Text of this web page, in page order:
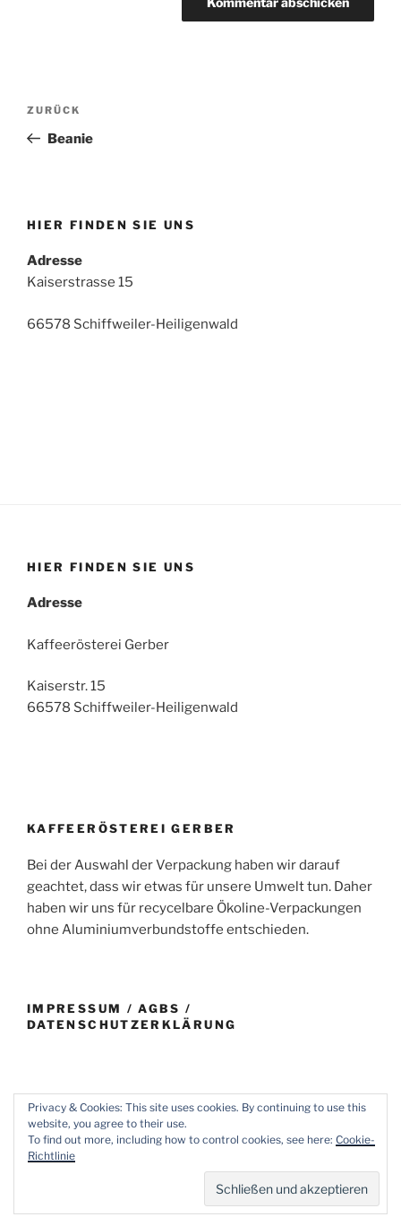
Beitrags-
Vorheriger
Beitrag
ZURÜCK
Beanie
HIER FINDEN SIE UNS
Adresse
Kaiserstrasse 15
66578 Schiffweiler-Heiligenwald
HIER FINDEN SIE UNS
Adresse
Kaffeerösterei Gerber
Kaiserstr. 15
66578 Schiffweiler-Heiligenwald
KAFFEERÖSTEREI GERBER
Bei der Auswahl der Verpackung haben wir darauf
geachtet, dass wir etwas für unsere Umwelt tun. Daher
haben wir uns für recycelbare Ökoline-Verpackungen
ohne Aluminiumverbundstoffe entschieden.
IMPRESSUM / AGBS /
DATENSCHUTZERKLÄRUNG
E-
Mail
Impressum
Mit Stolz präsentiert von WordPress
Privacy & Cookies: This site uses cookies. By continuing to use this
website, you agree to their use.
To find out more, including how to control cookies, see here: Cookie-
Richtlinie